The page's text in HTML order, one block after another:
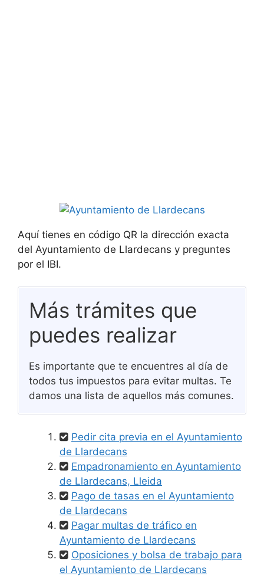
Aquí tienes en código QR la dirección exacta
del Ayuntamiento de Llardecans y preguntes
por el IBI.
Más trámites que
puedes realizar
Es importante que te encuentres al día de
todos tus impuestos para evitar multas. Te
damos una lista de aquellos más comunes.
Pedir cita previa en el Ayuntamiento
de Llardecans
Empadronamiento en Ayuntamiento
de Llardecans, Lleida
Pago de tasas en el Ayuntamiento
de Llardecans
Pagar multas de tráfico en
Ayuntamiento de Llardecans
Oposiciones y bolsa de trabajo para
el Ayuntamiento de Llardecans